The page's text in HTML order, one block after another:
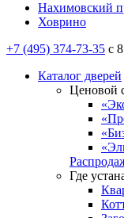
Нахимовский
Ховрино
+7 (495) 374-73-35 с
Каталог дверей
Ценовой
Где